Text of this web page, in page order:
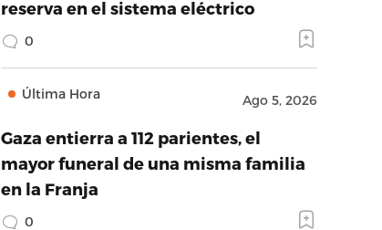
reserva en el sistema eléctrico
0
Última Hora Ago 5, 2026
Gaza entierra a 112 parientes, el
mayor funeral de una misma familia
en la Franja
0